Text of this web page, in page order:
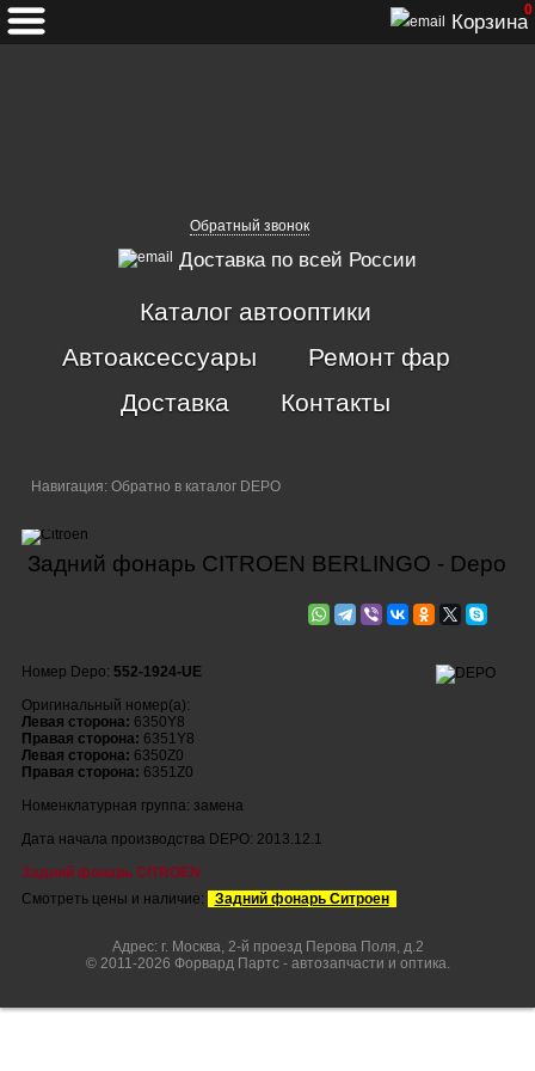
Обратный звонок
Доставка по всей России
Корзина
0
Каталог автооптики
Автоаксессуары
Ремонт фар
Доставка
Контакты
Навигация: Обратно в каталог DEPO
Задний фонарь CITROEN BERLINGO - Depo
Номер Depo: 552-1924-UE
Оригинальный номер(а):
Левая сторона: 6350Y8
Правая сторона: 6351Y8
Левая сторона: 6350Z0
Правая сторона: 6351Z0
Номенклатурная группа: замена
Дата начала производства DEPO: 2013.12.1
Задний фонарь CITROEN
Смотреть цены и наличие:
Задний фонарь Ситроен
Адрес: г. Москва, 2-й проезд Перова Поля, д.2
© 2011-2026 Форвард Партс - автозапчасти и оптика.